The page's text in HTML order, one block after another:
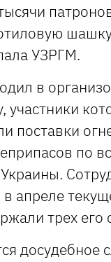
УЗРГМ.
в
участники
поставки
по
апреле
трех
досудебное